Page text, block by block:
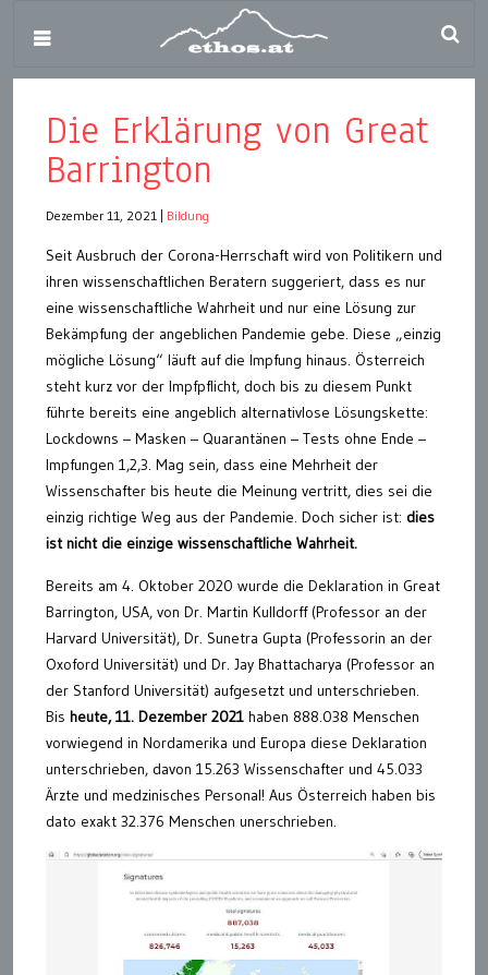
Die Erklärung von Great
Barrington
Dezember 11, 2021 Bildung
Seit Ausbruch der Corona-Herrschaft wird von Politikern und
ihren wissenschaftlichen Beratern suggeriert, dass es nur
eine wissenschaftliche Wahrheit und nur eine Lösung zur
Bekämpfung der angeblichen Pandemie gebe. Diese „einzig
mögliche Lösung“ läuft auf die Impfung hinaus. Österreich
steht kurz vor der Impfpflicht, doch bis zu diesem Punkt
führte bereits eine angeblich alternativlose Lösungskette:
Lockdowns – Masken – Quarantänen – Tests ohne Ende –
Impfungen 1,2,3. Mag sein, dass eine Mehrheit der
Wissenschafter bis heute die Meinung vertritt, dies sei die
einzig richtige Weg aus der Pandemie. Doch sicher ist: dies
ist nicht die einzige wissenschaftliche Wahrheit.
Bereits am 4. Oktober 2020 wurde die Deklaration in Great
Barrington, USA, von Dr. Martin Kulldorff (Professor an der
Harvard Universität), Dr. Sunetra Gupta (Professorin an der
Oxoford Universität) und Dr. Jay Bhattacharya (Professor an
der Stanford Universität) aufgesetzt und unterschrieben.
Bis heute, 11. Dezember 2021 haben 888.038 Menschen
vorwiegend in Nordamerika und Europa diese Deklaration
unterschrieben, davon 15.263 Wissenschafter und 45.033
Ärzte und medzinisches Personal! Aus Österreich haben bis
dato exakt 32.376 Menschen unerschrieben.